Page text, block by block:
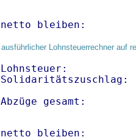
netto bleiben:
ausführlicher Lohnsteuerrechner auf
Lohnsteuer:           -
Solidaritätszuschlag:
Abzüge gesamt:
netto bleiben: